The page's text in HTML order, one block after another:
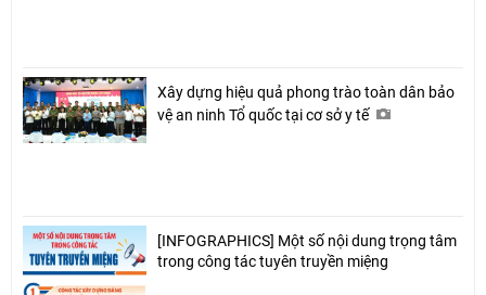
Xây dựng hiệu quả phong trào toàn dân bảo
vệ an ninh Tổ quốc tại cơ sở y tế
[INFOGRAPHICS] Một số nội dung trọng tâm
trong công tác tuyên truyền miệng